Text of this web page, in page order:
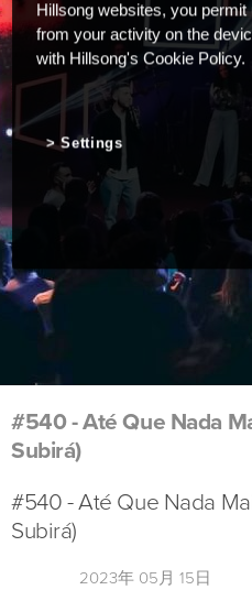
#540 - Até Que Nada
Subirá)
#540 - Até Que Nada
Subirá)
2023年 05月 15日
Hillsong websites, you
from your activity on the
with Hillsong's Cookie Policy.
Settings